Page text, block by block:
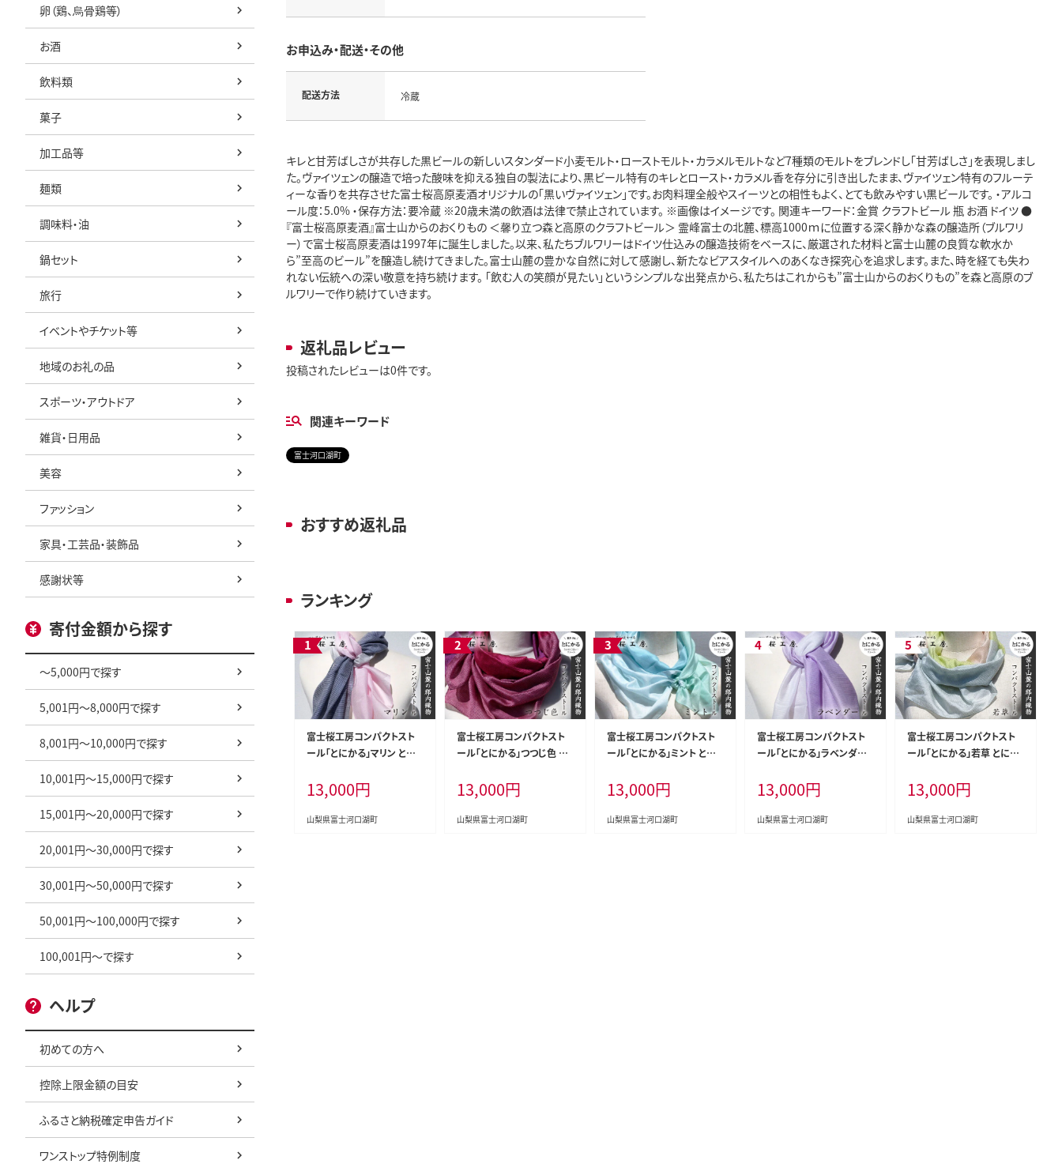
卵（鶏、烏骨鶏等）
お酒
飲料類
菓子
加工品等
麺類
調味料・油
鍋セット
旅行
イベントやチケット等
地域のお礼の品
スポーツ・アウトドア
雑貨・日用品
美容
ファッション
家具・工芸品・装飾品
感謝状等
寄付金額から探す
～5,000円で探す
5,001円～8,000円で探す
8,001円～10,000円で探す
10,001円～15,000円で探す
15,001円～20,000円で探す
20,001円～30,000円で探す
30,001円～50,000円で探す
50,001円～100,000円で探す
100,001円～で探す
ヘルプ
初めての方へ
控除上限金額の目安
ふるさと納税確定申告ガイド
ワンストップ特例制度
お申込み・配送・その他
配送方法 冷蔵
キレと甘芳ばしさが共存した黒ビールの新しいスタンダード小麦モルト・ローストモルト・カラメルモルトなど7種類のモルトをブレンドし「甘芳ばしさ」を表現しまし
た。ヴァイツェンの醸造で培った酸味を抑える独自の製法により、黒ビール特有のキレとロースト・カラメル香を存分に引き出したまま、ヴァイツェン特有のフルーテ
ィーな香りを共存させた富士桜高原麦酒オリジナルの「黒いヴァイツェン」です。お肉料理全般やスイーツとの相性もよく、とても飲みやすい黒ビールです。 ・アルコ
ール度：5.0% ・保存方法：要冷蔵 ※20歳未満の飲酒は法律で禁止されています。 ※画像はイメージです。 関連キーワード：金賞 クラフトビール 瓶 お酒 ドイツ ●
『富士桜高原麦酒』富士山からのおくりもの ＜馨り立つ森と高原のクラフトビール＞ 霊峰富士の北麓、標高1000ｍに位置する深く静かな森の醸造所（ブルワリ
ー）で富士桜高原麦酒は1997年に誕生しました。以来、私たちブルワリーはドイツ仕込みの醸造技術をベースに、厳選された材料と富士山麓の良質な軟水か
ら”至高のビール”を醸造し続けてきました。富士山麓の豊かな自然に対して感謝し、新たなビアスタイルへのあくなき探究心を追求します。また、時を経ても失わ
れない伝統への深い敬意を持ち続けます。 「飲む人の笑顔が見たい」というシンプルな出発点から、私たちはこれからも”富士山からのおくりもの”を森と高原のブ
ルワリーで作り続けていきます。
返礼品レビュー
投稿されたレビューは0件です。
関連キーワード
富士河口湖町
おすすめ返礼品
ランキング
富士桜工房コンパクトスト
ール「とにかる」マリン とに
02
13,000円
山梨県富士河口湖町
富士桜工房コンパクトスト
ール「とにかる」つつじ色 と
4001
13,000円
山梨県富士河口湖町
富士桜工房コンパクトスト
ール「とにかる」ミント とに
03
13,000円
山梨県富士河口湖町
富士桜工房コンパクトスト
ール「とにかる」ラベンダー
A4004
13,000円
山梨県富士河口湖町
富士桜工房コンパクトスト
ール「とにかる」若草 とにか
5
13,000円
山梨県富士河口湖町